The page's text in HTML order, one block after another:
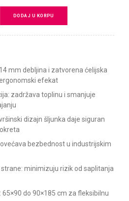
DODAJ U KORPU
mm debljina i zatvorena ćelijska
efekat
zadržava toplinu i smanjuje
dizajn šljunka daje siguran
bezbednost u industrijskim
strane: minimizuju rizik od saplitanja
do 90×185 cm za fleksibilnu